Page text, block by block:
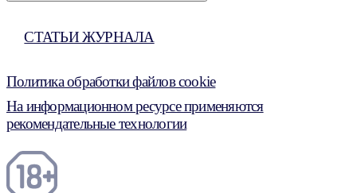
СТАТЬИ ЖУРНАЛА
Политика обработки файлов cookie
На информационном ресурсе применяются
рекомендательные технологии